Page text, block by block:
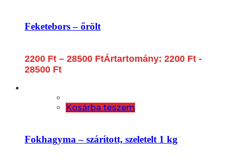
Feketebors – őrölt
2200 Ft – 28500 FtÁrtartomány: 2200 Ft -
28500 Ft
Kosárba teszem
Fokhagyma – szárított, szeletelt 1 kg